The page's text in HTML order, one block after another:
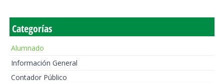
Categorías
Alumnado
Información General
Contador Público